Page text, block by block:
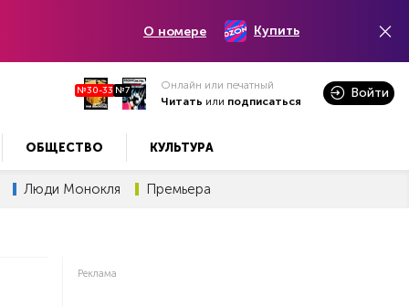
О номере Купить
№30-33 №7
Онлайн или печатный
Читать или подписаться
Войти
ОБЩЕСТВО КУЛЬТУРА
Люди Монокля Премьера
Реклама